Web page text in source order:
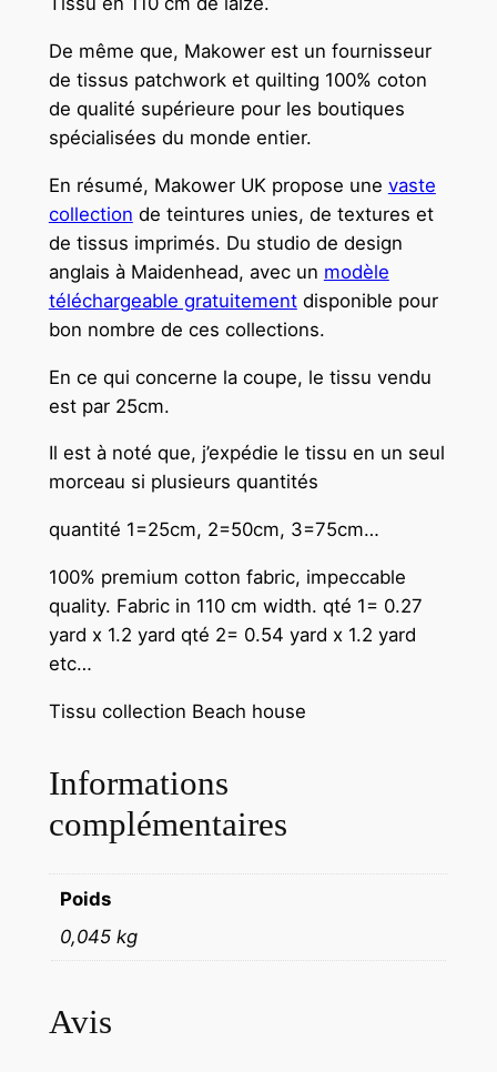
De même que, Makower est un fournisseur
de tissus patchwork et quilting 100% coton
de qualité supérieure pour les boutiques
spécialisées du monde entier.
En résumé, Makower UK propose une vaste
collection de teintures unies, de textures et
de tissus imprimés. Du studio de design
anglais à Maidenhead, avec un modèle
téléchargeable gratuitementdisponible pour
bon nombre de ces collections.
En ce qui concerne la coupe, le tissu vendu
est par 25cm.
Il est à noté que, j’expédie le tissu en un seul
morceau si plusieurs quantités
quantité 1=25cm, 2=50cm, 3=75cm…
100% premium cotton fabric, impeccable
quality. Fabric in 110 cm width. qté 1= 0.27
yard x 1.2 yard qté 2= 0.54 yard x 1.2 yard
etc…
Tissu collection Beach house
Informations
complémentaires
Poids
0,045 kg
Avis